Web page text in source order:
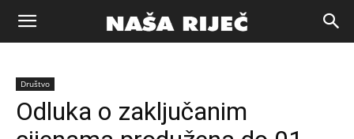
Naša
riječ
Društvo
Odluka o zaključanim